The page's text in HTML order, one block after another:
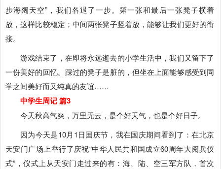
步海阔天空”，我们各退了一步。第一张和最后一张凳子横着
放，这样比较稳定；中间两张凳子竖着放，能够让我们更好的衔
接。
游戏结束了，在即将永远逝去的小学生活中，我们又留下了
一份美好的回忆。踩过的凳子是脏的，但坐在上面能够感受到同
学之间美好而又纯真的友谊……
中学生周记 篇3
今天秋高气爽，万里无云，是个好天气，也是个好日子。
因为今天是10月1日国庆节，我在国庆期间看到了：在北京
天安门广场上举行了庆祝“中华人民共和国成立60周年大阅兵仪
式”，仪式上从天安门走过来的有：海、陆、空三军方队，首次